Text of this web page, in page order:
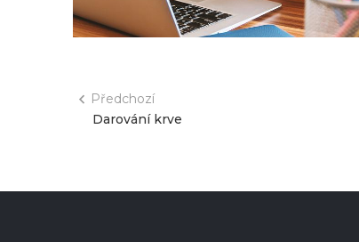
Předchozí
Darování krve